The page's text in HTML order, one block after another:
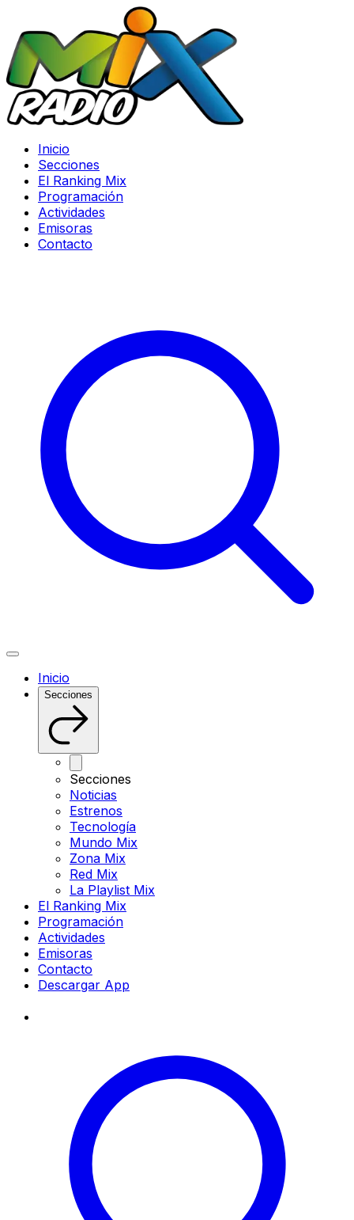
Inicio
Secciones
El Ranking Mix
Programación
Actividades
Emisoras
Contacto
Inicio
Secciones
Secciones
Noticias
Estrenos
Tecnología
Mundo Mix
Zona Mix
Red Mix
La Playlist Mix
El Ranking Mix
Programación
Actividades
Emisoras
Contacto
Descargar App